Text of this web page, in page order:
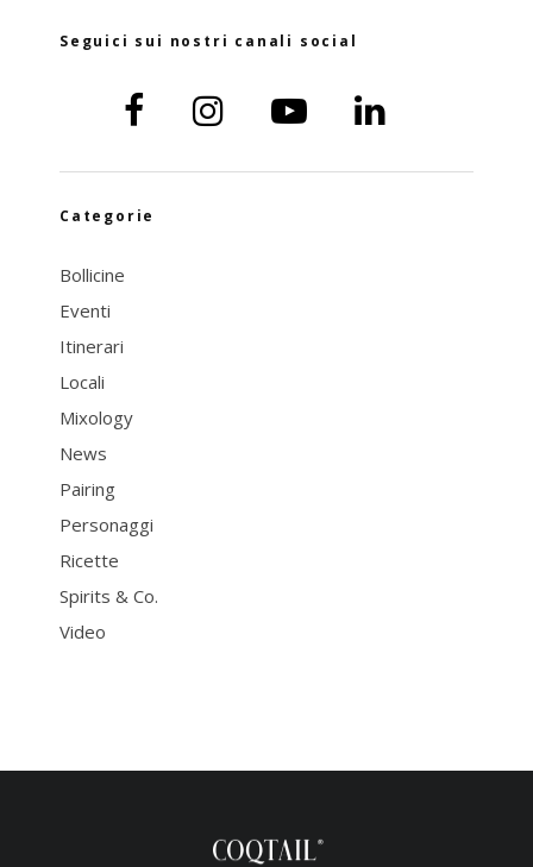
Seguici sui nostri canali social
Categorie
Bollicine
Eventi
Itinerari
Locali
Mixology
News
Pairing
Personaggi
Ricette
Spirits & Co.
Video